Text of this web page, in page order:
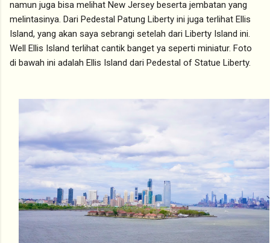
namun juga bisa melihat New Jersey beserta jembatan yang
melintasinya. Dari Pedestal Patung Liberty ini juga terlihat Ellis
Island, yang akan saya sebrangi setelah dari Liberty Island ini.
Well Ellis Island terlihat cantik banget ya seperti miniatur. Foto
di bawah ini adalah Ellis Island dari Pedestal of Statue Liberty.